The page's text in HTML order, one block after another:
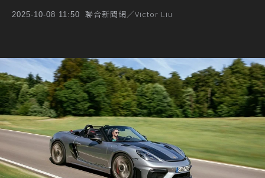
2025-10-08 11:50 聯合新聞網／Victor Liu